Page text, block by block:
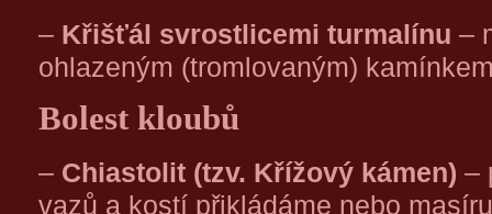
– Křišťál svrostlicemi turmalínu –
ohlazeným (tromlovaným)
Bolest kloubů
– Chiastolit (tzv. Křížový kámen) –
vazů a kostí přikládáme nebo